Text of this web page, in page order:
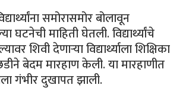
समोरासमोर बोलावून
घटनेची माहिती घेतली. विद्यार्थ्यांचे
शिवी देणाऱ्या विद्यार्थ्याला शिक्षिका
बेदम मारहाण केली. या मारहाणीत
गंभीर दुखापत झाली.